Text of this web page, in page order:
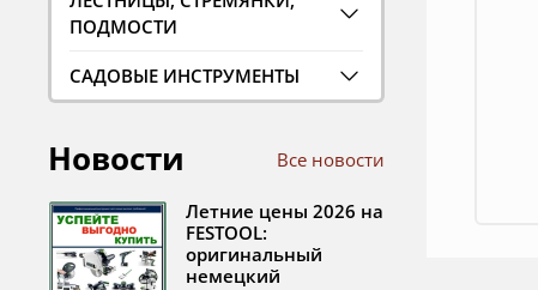
ПОДМОСТИ
САДОВЫЕ ИНСТРУМЕНТЫ
Новости Все новости
Летние цены 2026 на
FESTOOL:
оригинальный
немецкий